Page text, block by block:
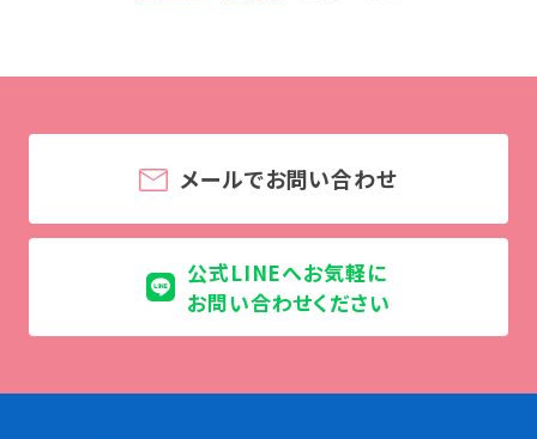
メールでお問い合わせ
公式LINEへお気軽に
お問い合わせください